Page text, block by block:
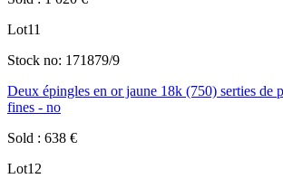
Lot11
Stock no: 171879/9
Deux épingles en or jaune 18k (750) serties de
fines - no
Sold : 638 €
Lot12